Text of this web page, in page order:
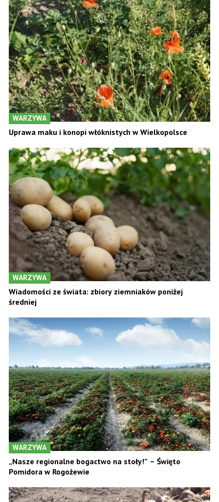
WARZYWA
Uprawa maku i konopi włóknistych w Wielkopolsce
WARZYWA
Wiadomości ze świata: zbiory ziemniaków poniżej
średniej
WARZYWA
„Nasze regionalne bogactwo na stoły!” – Święto
Pomidora w Rogożewie